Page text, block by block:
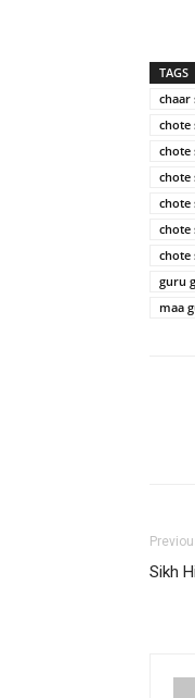
TAGS
chaar
chote
chote
chote
chote
chote
chote
guru
maa
Sikh